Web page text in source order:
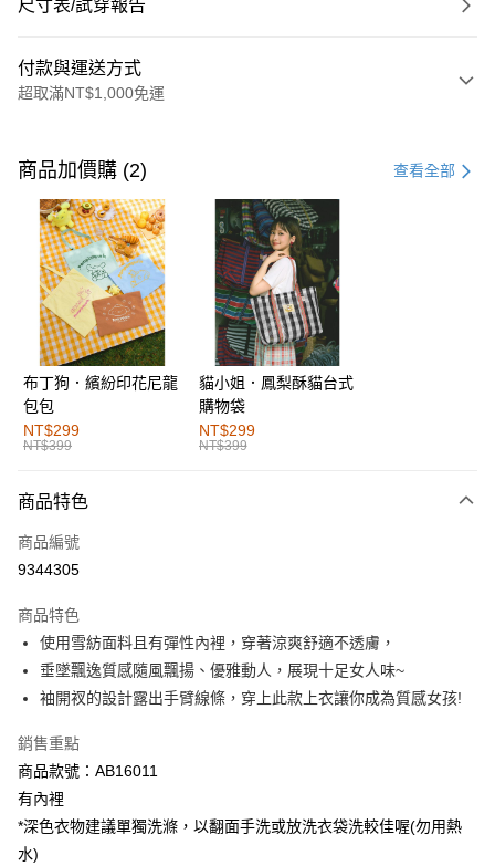
尺寸表/試穿報告
付款與運送方式
超取滿NT$1,000免運
信用卡一次付款
購物金
超商取貨付款
LINE Pay
街口支付
運送方式
全家取貨付款
每筆NT$60，滿NT$1,000(含以上)免運費
付款後全家取貨
萊爾富取貨付款
付款後萊爾富取貨
每筆NT$60，滿NT$1,000(含以上)免運費
7-11取貨付款
每筆NT$60，滿NT$1,000(含以上)免運費
付款後7-11取貨
每筆NT$60，滿NT$1,000(含以上)免運費
宅配
商品加價購 (2) 查看全部
布丁狗．繽紛印花尼龍
包包
NT$299
NT$399
貓小姐．鳳梨酥貓台式
購物袋
NT$299
NT$399
商品特色
商品編號
9344305
商品特色
使用雪紡面料且有彈性內裡，穿著涼爽舒適不透膚，
垂墜飄逸質感隨風飄揚、優雅動人，展現十足女人味~
袖開衩的設計露出手臂線條，穿上此款上衣讓你成為質感女孩!
銷售重點
商品款號：AB16011
有內裡
*深色衣物建議單獨洗滌，以翻面手洗或放洗衣袋洗較佳喔(勿用熱
水)